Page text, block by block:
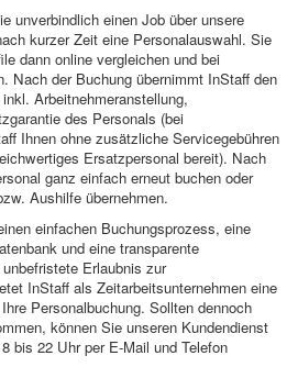
unverbindlich einen Job über unsere
kurzer Zeit eine Personalauswahl. Sie
dann online vergleichen und bei
Nach der Buchung übernimmt InStaff den
Arbeitnehmeranstellung,
des Personals (bei
Ihnen ohne zusätzliche Servicegebühren
Ersatzpersonal bereit). Nach
ganz einfach erneut buchen oder
Aushilfe übernehmen.
einfachen Buchungsprozess, eine
und eine transparente
Erlaubnis zur
InStaff als Zeitarbeitsunternehmen eine
Personalbuchung. Sollten dennoch
können Sie unseren Kundendienst
bis 22 Uhr per E-Mail und Telefon